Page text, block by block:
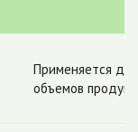
Применяется
объемов